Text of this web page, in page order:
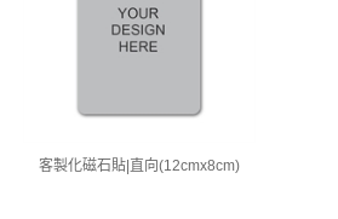
客製化磁石貼|直向(12cmx8cm)